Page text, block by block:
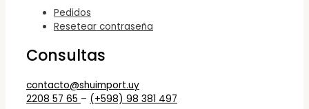
Pedidos
Resetear contraseña
Consultas
contacto@shuimport.uy
2208 57 65 – (+598) 98 381 497